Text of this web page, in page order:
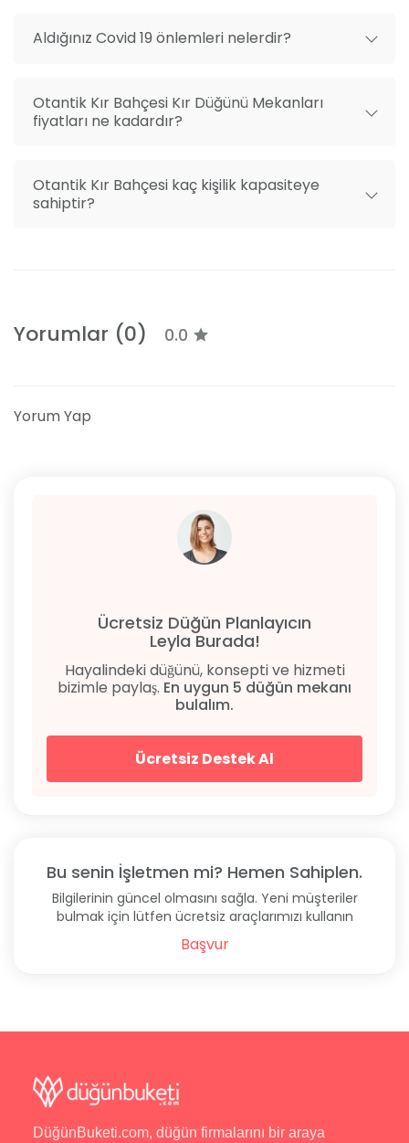
Aldığınız Covid 19 önlemleri nelerdir?
Otantik Kır Bahçesi Kır Düğünü Mekanları
fiyatları ne kadardır?
Otantik Kır Bahçesi kaç kişilik kapasiteye
sahiptir?
Yorumlar (0) 0.0
Yorum Yap
Ücretsiz Düğün Planlayıcın
Leyla Burada!
Hayalindeki düğünü, konsepti ve hizmeti
bizimle paylaş. En uygun 5 düğün mekanı
bulalım.
Ücretsiz Destek Al
Bu senin İşletmen mi? Hemen Sahiplen.
Bilgilerinin güncel olmasını sağla. Yeni müşteriler
bulmak için lütfen ücretsiz araçlarımızı kullanın
Başvur
DüğünBuketi.com, düğün firmalarını bir araya